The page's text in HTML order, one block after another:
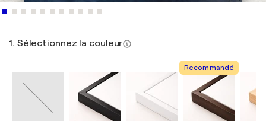
1. Sélectionnez la couleur
Recommandé